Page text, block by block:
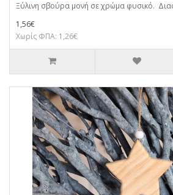
Ξύλινη σβούρα μονή σε χρώμα φυσικό.
1,56€
Χωρίς ΦΠΑ: 1,26€